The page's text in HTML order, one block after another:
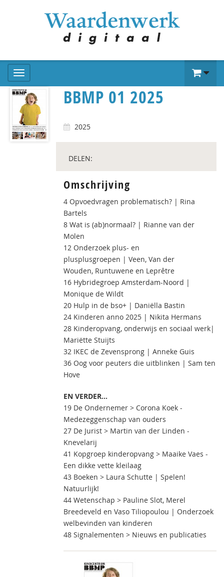
BBMP 01 2025
2025
DELEN:
Omschrijving
4 Opvoedvragen problematisch? | Rina
Bartels
8 Wat is (ab)normaal? | Rianne van der
Molen
12 Onderzoek plus- en
plusplusgroepen | Veen, Van der
Wouden, Runtuwene en Leprêtre
16 Hybridegroep Amsterdam-Noord |
Monique de Wildt
20 Hulp in de bso+ | Daniëlla Bastin
24 Kinderen anno 2025 | Nikita Hermans
28 Kinderopvang, onderwijs en sociaal werk|
Mariëtte Stuijts
32 IKEC de Zevensprong | Anneke Guis
36 Oog voor peuters die uitblinken | Sam ten
Hove
EN VERDER...
19 De Ondernemer > Corona Koek -
Medezeggenschap van ouders
27 De Jurist > Martin van der Linden -
Knevelarij
41 Kopgroep kinderopvang > Maaike Vaes -
Een dikke vette kleilaag
43 Boeken > Laura Schutte | Spelen!
Natuurlijk!
44 Wetenschap > Pauline Slot, Merel
Breedeveld en Vaso Tiliopoulou | Onderzoek
welbevinden van kinderen
48 Signalementen > Nieuws en publicaties